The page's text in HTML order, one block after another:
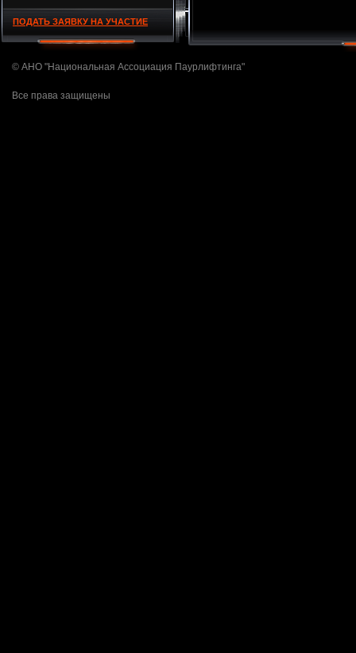
ПОДАТЬ ЗАЯВКУ НА УЧАСТИЕ
© АНО "Национальная Ассоциация Паурлифтинга"
Все права защищены